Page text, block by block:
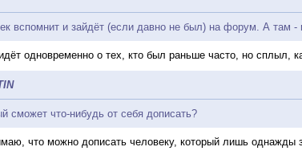
вспомнит и зайдёт (если давно не был) на форум. А там -
одновременно о тех, кто был раньше часто, но сплыл,
сможет что-нибудь от себя дописать?
что можно дописать человеку, который лишь однажды